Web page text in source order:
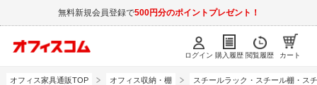
無料新規会員登録で500円分のポイントプレゼント！
ログイン 購入履歴 閲覧履歴 カート
オフィス家具通販TOP オフィス収納・棚 スチールラック・スチール棚・ス